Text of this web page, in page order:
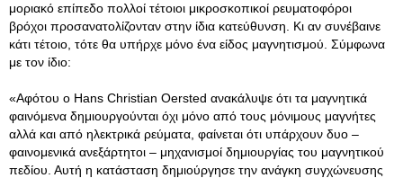
μοριακό επίπεδο πολλοί τέτοιοι μικροσκοπικοί ρευματοφόροι
βρόχοι προσανατολίζονταν στην ίδια κατεύθυνση. Κι αν συνέβαινε
κάτι τέτοιο, τότε θα υπήρχε μόνο ένα είδος μαγνητισμού. Σύμφωνα
με τον ίδιο:
«Αφότου ο Hans Christian Oersted ανακάλυψε ότι τα μαγνητικά
φαινόμενα δημιουργούνται όχι μόνο από τους μόνιμους μαγνήτες
αλλά και από ηλεκτρικά ρεύματα, φαίνεται ότι υπάρχουν δυο –
φαινομενικά ανεξάρτητοι – μηχανισμοί δημιουργίας του μαγνητικού
πεδίου. Αυτή η κατάσταση δημιούργησε την ανάγκη συγχώνευσης